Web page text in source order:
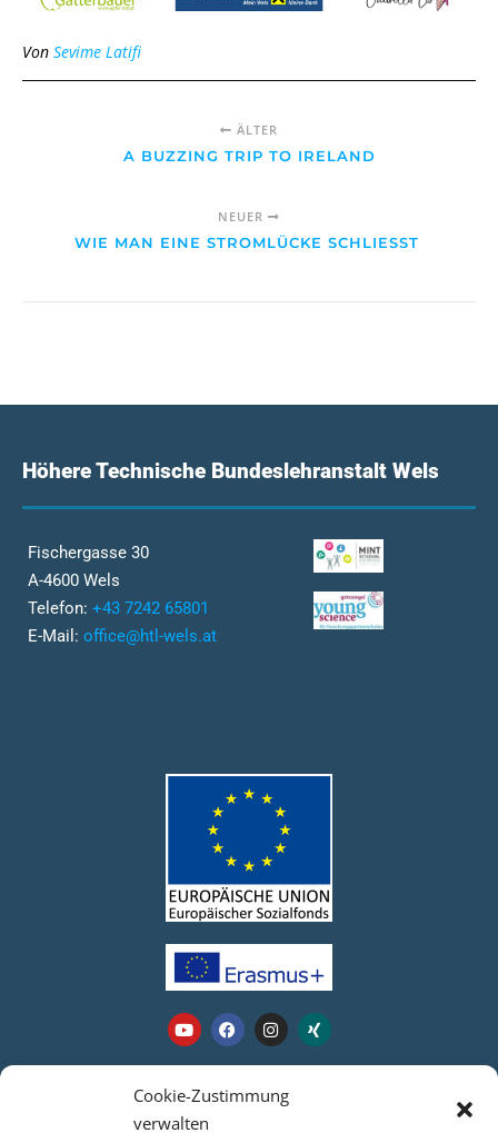
Cookie-Zustimmung
verwalten
Von Sevime Latifi
ÄLTER
A BUZZING TRIP TO IRELAND
NEUER
WIE MAN EINE STROMLÜCKE SCHLIESST
Höhere Technische Bundeslehranstalt Wels
Fischergasse 30
A-4600 Wels
Telefon: +43 7242 65801
E-Mail: office@htl-wels.at